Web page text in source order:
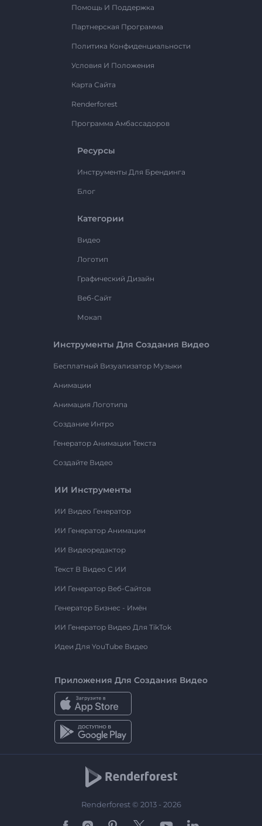
Помощь И Поддержка
Партнерская Программа
Политика Конфиденциальности
Условия И Положения
Карта Сайта
Renderforest
Программа Амбассадоров
Ресурсы
Инструменты Для Брендинга
Блог
Категории
Видео
Логотип
Графический Дизайн
Веб-Сайт
Мокап
Инструменты Для Создания Видео
Бесплатный Визуализатор Музыки
Анимации
Анимация Логотипа
Создание Интро
Генератор Анимации Текста
Создайте Видео
ИИ Инструменты
ИИ Видео Генератор
ИИ Генератор Анимации
ИИ Видеоредактор
Текст В Видео С ИИ
ИИ Генератор Веб-Сайтов
Генератор Бизнес - Имён
ИИ Генератор Видео Для TikTok
Идеи Для YouTube Видео
Приложения Для Создания Видео
Renderforest © 2013 - 2026